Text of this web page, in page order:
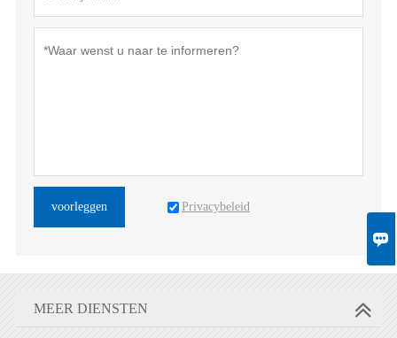

voorleggen Privacybeleid
MEER DIENSTEN